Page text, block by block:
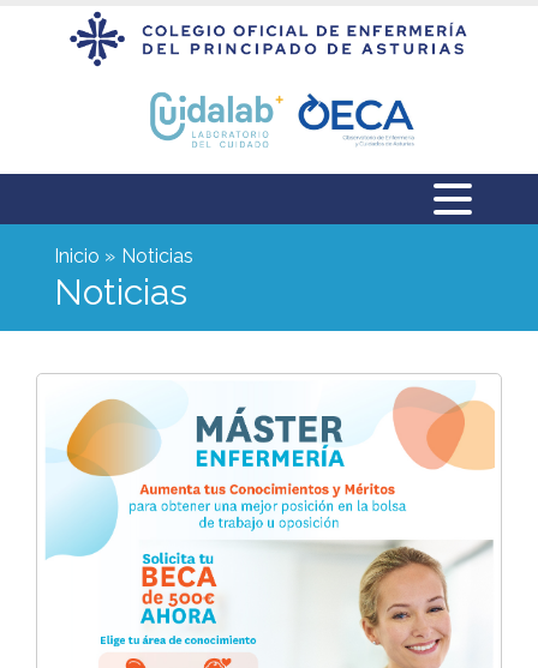
Inicio Noticias
Noticias